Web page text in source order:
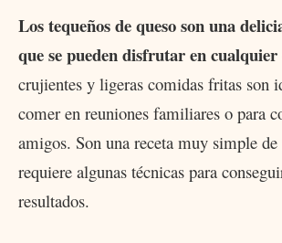
Los tequeños de queso son una
que se pueden disfrutar en cualquier
crujientes y ligeras comidas fritas son
comer en reuniones familiares o para
amigos. Son una receta muy simple de
requiere algunas técnicas para
resultados.